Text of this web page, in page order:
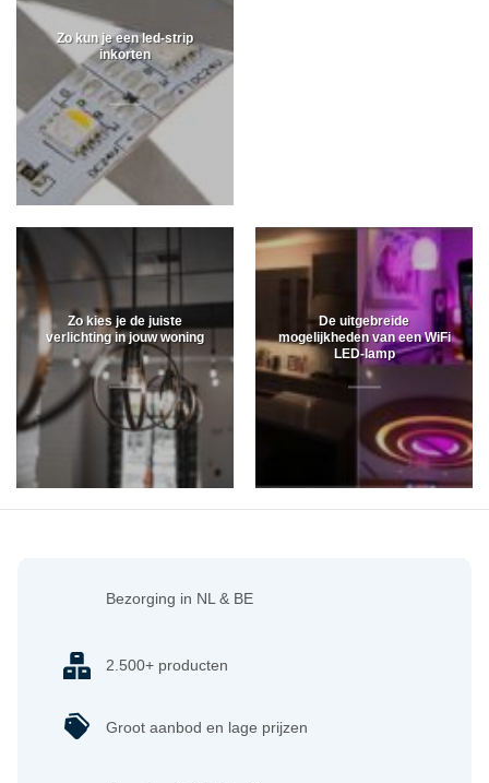
Zo kun je een led-strip
inkorten
Zo kies je de juiste
verlichting in jouw woning
De uitgebreide
mogelijkheden van een WiFi
LED-lamp
Bezorging in NL & BE
2.500+ producten
Groot aanbod en lage prijzen